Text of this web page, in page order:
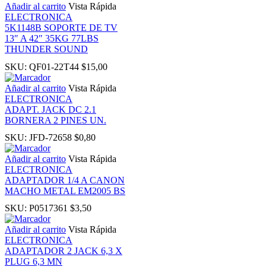
panel
panel
Panel
panel
panel
Añadir al carrito Vista Rápida
ELECTRONICA
5K1148B SOPORTE DE TV
13″ A 42″ 35KG 77LBS
THUNDER SOUND
SKU: QF01-22T44 $15,00
Añadir al carrito Vista Rápida
ELECTRONICA
ADAPT. JACK DC 2.1
BORNERA 2 PINES UN.
SKU: JFD-72658 $0,80
Añadir al carrito Vista Rápida
ELECTRONICA
ADAPTADOR 1/4 A CANON
MACHO METAL EM2005 BS
SKU: P0517361 $3,50
Añadir al carrito Vista Rápida
ELECTRONICA
ADAPTADOR 2 JACK 6,3 X
PLUG 6,3 MN